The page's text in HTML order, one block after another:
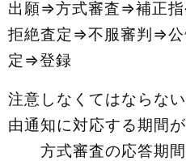
出願⇒方式審査⇒補正
拒絶査定⇒不服審判⇒
定⇒登録
注意しなくてはならな
由通知に対応する期間
方式審査の応答期間